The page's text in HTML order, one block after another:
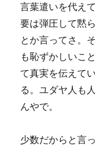
言葉遣いを代え
要は弾圧して黙
とか言ってさ。
も恥ずかしいこ
て真実を伝えて
る。ユダヤ人も
んやで。
少数だからと言